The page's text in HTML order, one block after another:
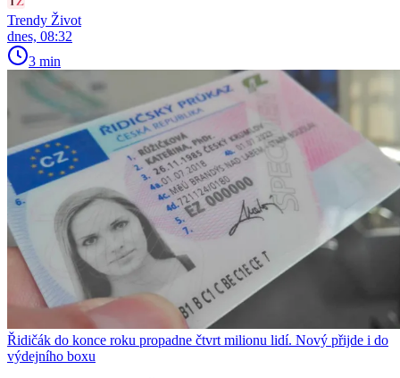
Trendy Život
dnes, 08:32
3 min
Řidičák do konce roku propadne čtvrt milionu lidí. Nový přijde i do
výdejního boxu